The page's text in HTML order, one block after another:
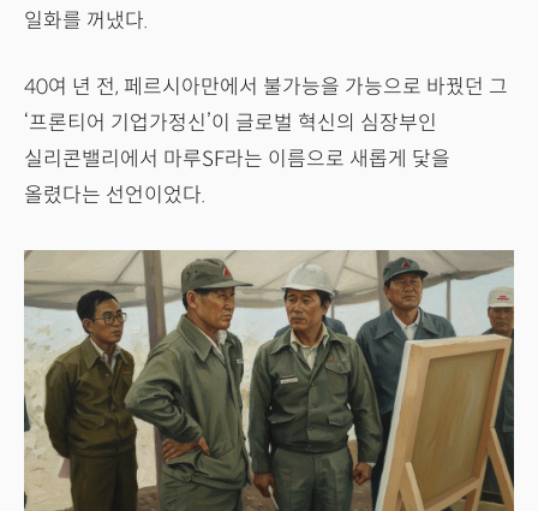
일화를 꺼냈다.
40여 년 전, 페르시아만에서 불가능을 가능으로 바꿨던 그
‘프론티어 기업가정신’이 글로벌 혁신의 심장부인
실리콘밸리에서 마루SF라는 이름으로 새롭게 닻을
올렸다는 선언이었다.